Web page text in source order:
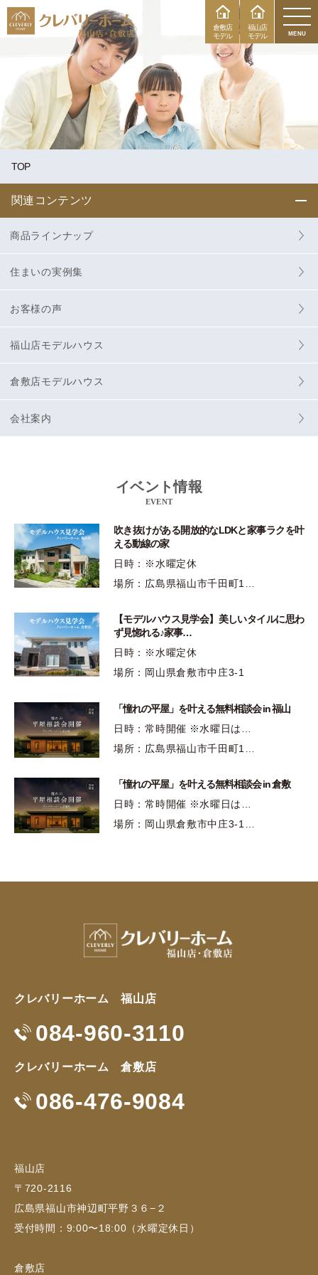
福山店
モデル
倉敷店
モデル
MENU
TOP
関連コンテンツ
商品ラインナップ
住まいの実例集
お客様の声
福山店モデルハウス
倉敷店モデルハウス
会社案内
イベント情報
EVENT
吹き抜けがある開放的なLDKと家事ラクを叶
える動線の家
日時：※水曜定休
場所：広島県福山市千田町1…
【モデルハウス見学会】美しいタイルに思わ
ず見惚れる♪家事…
日時：※水曜定休
場所：岡山県倉敷市中庄3-1
「憧れの平屋」を叶える無料相談会 in 福山
日時：常時開催 ※水曜日は…
場所：広島県福山市千田町1…
「憧れの平屋」を叶える無料相談会 in 倉敷
日時：常時開催 ※水曜日は…
場所：岡山県倉敷市中庄3-1…
クレバリーホーム 福山店
084-960-3110
クレバリーホーム 倉敷店
086-476-9084
福山店
〒720-2116
広島県福山市神辺町平野３６−２
受付時間：9:00〜18:00（水曜定休日）
倉敷店